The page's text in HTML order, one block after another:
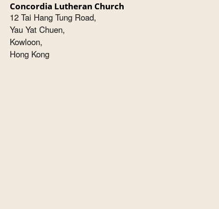
Concordia Lutheran Church
12 Tai Hang Tung Road,
Yau Yat Chuen,
Kowloon,
Hong Kong